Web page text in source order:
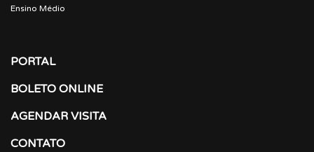
Ensino Médio
PORTAL
BOLETO ONLINE
AGENDAR VISITA
CONTATO